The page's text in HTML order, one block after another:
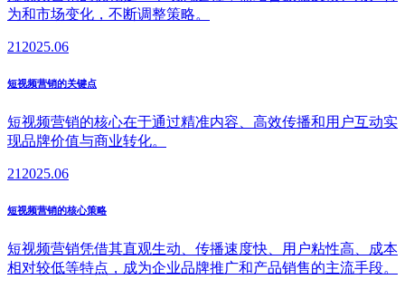
为和市场变化，不断调整策略。
21 2025.06
短视频营销的关键点
短视频营销的核心在于通过精准内容、高效传播和用户互动实
现品牌价值与商业转化。
21 2025.06
短视频营销的核心策略
短视频营销凭借其直观生动、传播速度快、用户粘性高、成本
相对较低等特点，成为企业品牌推广和产品销售的主流手段。